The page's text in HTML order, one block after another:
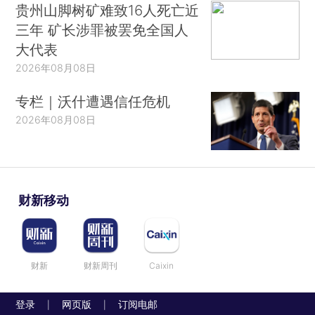
贵州山脚树矿难致16人死亡近
三年 矿长涉罪被罢免全国人
大代表
2026年08月08日
专栏｜沃什遭遇信任危机
2026年08月08日
财新移动
财新 财新周刊 Caixin
登录 网页版 订阅电邮